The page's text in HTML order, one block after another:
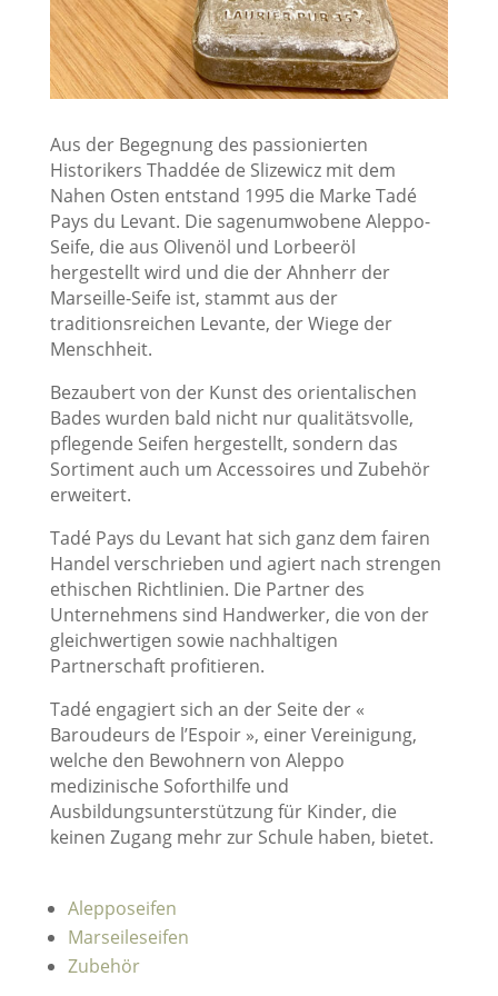
Aus der Begegnung des passionierten
Historikers Thaddée de Slizewicz mit dem
Nahen Osten entstand 1995 die Marke Tadé
Pays du Levant. Die sagenumwobene Aleppo-
Seife, die aus Olivenöl und Lorbeeröl
hergestellt wird und die der Ahnherr der
Marseille-Seife ist, stammt aus der
traditionsreichen Levante, der Wiege der
Menschheit.
Bezaubert von der Kunst des orientalischen
Bades wurden bald nicht nur qualitätsvolle,
pflegende Seifen hergestellt, sondern das
Sortiment auch um Accessoires und Zubehör
erweitert.
Tadé Pays du Levant hat sich ganz dem fairen
Handel verschrieben und agiert nach strengen
ethischen Richtlinien. Die Partner des
Unternehmens sind Handwerker, die von der
gleichwertigen sowie nachhaltigen
Partnerschaft profitieren.
Tadé engagiert sich an der Seite der «
Baroudeurs de l’Espoir », einer Vereinigung,
welche den Bewohnern von Aleppo
medizinische Soforthilfe und
Ausbildungsunterstützung für Kinder, die
keinen Zugang mehr zur Schule haben, bietet.
Alepposeifen
Marseileseifen
Zubehör